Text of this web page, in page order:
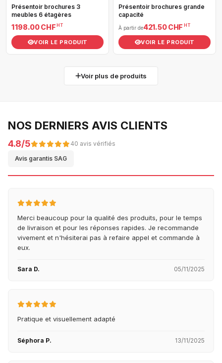
Présentoir brochures 3
meubles 6 étagères
1 198.00 CHF HT
VOIR LE PRODUIT
Présentoir brochures grande
capacité
À partir de421.50 CHF HT
VOIR LE PRODUIT
Voir plus de produits
NOS DERNIERS AVIS CLIENTS
4.8/5 40 avis vérifiés
Avis garantis SAG
Merci beaucoup pour la qualité des produits, pour le temps
de livraison et pour les réponses rapides. Je recommande
vivement et n'hésiterai pas à refaire appel et commande à
eux.
Sara D. 05/11/2025
Pratique et visuellement adapté
Séphora P. 13/11/2025